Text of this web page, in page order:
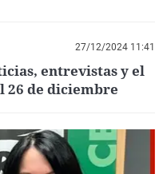
27/12/2024 11:41
entrevistas y el
26 de diciembre